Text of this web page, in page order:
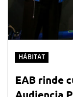
HÁBITAT
EAB rinde